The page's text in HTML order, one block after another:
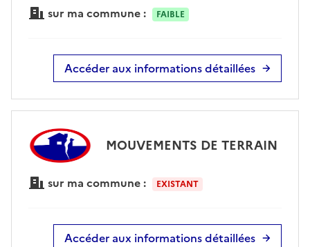
sur ma commune : FAIBLE
Accéder aux informations détaillées
MOUVEMENTS DE TERRAIN
sur ma commune : EXISTANT
Accéder aux informations détaillées